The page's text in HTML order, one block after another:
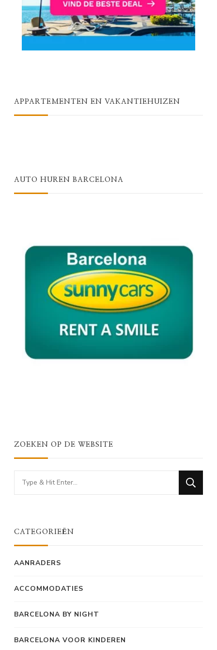
APPARTEMENTEN EN VAKANTIEHUIZEN
AUTO HUREN BARCELONA
ZOEKEN OP DE WEBSITE
Looking
for
CATEGORIEËN
AANRADERS
ACCOMMODATIES
BARCELONA BY NIGHT
BARCELONA VOOR KINDEREN